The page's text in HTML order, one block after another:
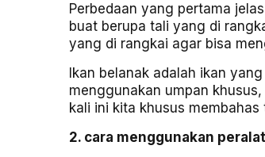
Perbedaan yang pertama
buat berupa tali yang di
yang di rangkai agar bisa
Ikan belanak adalah ikan
menggunakan umpan
kali ini kita khusus
2. cara menggunakan